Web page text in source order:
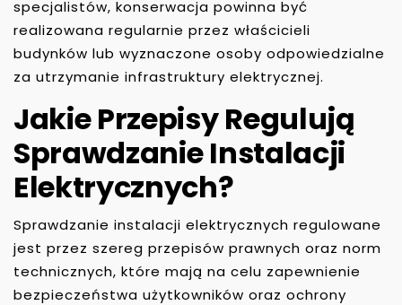
specjalistów, konserwacja powinna być
realizowana regularnie przez właścicieli
budynków lub wyznaczone osoby odpowiedzialne
za utrzymanie infrastruktury elektrycznej.
Jakie Przepisy Regulują
Sprawdzanie Instalacji
Elektrycznych?
Sprawdzanie instalacji elektrycznych regulowane
jest przez szereg przepisów prawnych oraz norm
technicznych, które mają na celu zapewnienie
bezpieczeństwa użytkowników oraz ochrony